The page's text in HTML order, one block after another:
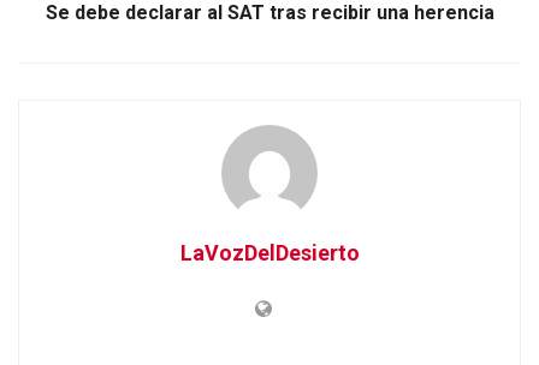
Se debe declarar al SAT tras recibir una herencia
LaVozDelDesierto